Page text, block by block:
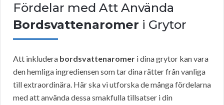
Fördelar med Att Använda
Bordsvattenaromer i Grytor
Att inkludera bordsvattenaromer i dina grytor kan vara
den hemliga ingrediensen som tar dina rätter från vanliga
till extraordinära. Här ska vi utforska de många fördelarna
med att använda dessa smakfulla tillsatser i din